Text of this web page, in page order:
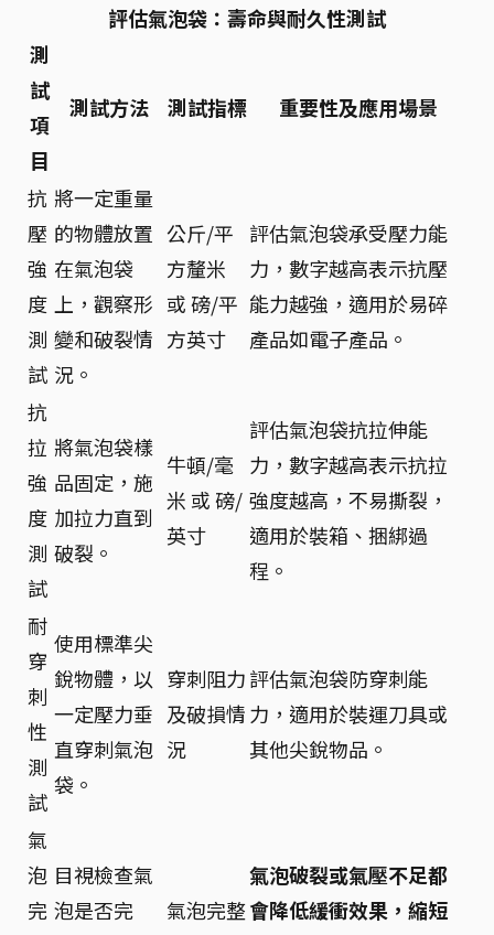
評估氣泡袋：壽命與耐久性測試
測
試
項
目
測試方法 測試指標 重要性及應用場景
抗
壓
強
度
測
試
將一定重量
的物體放置
在氣泡袋
上，觀察形
變和破裂情
況。
公斤/平
方釐米
或 磅/平
方英寸
評估氣泡袋承受壓力能
力，數字越高表示抗壓
能力越強，適用於易碎
產品如電子產品。
抗
拉
強
度
測
試
將氣泡袋樣
品固定，施
加拉力直到
破裂。
牛頓/毫
米 或 磅/
英寸
評估氣泡袋抗拉伸能
力，數字越高表示抗拉
強度越高，不易撕裂，
適用於裝箱、捆綁過
程。
耐
穿
刺
性
測
試
使用標準尖
銳物體，以
一定壓力垂
直穿刺氣泡
袋。
穿刺阻力
及破損情
況
評估氣泡袋防穿刺能
力，適用於裝運刀具或
其他尖銳物品。
氣
泡
完
目視檢查氣
泡是否完
氣泡完整
氣泡破裂或氣壓不足都
會降低緩衝效果，縮短